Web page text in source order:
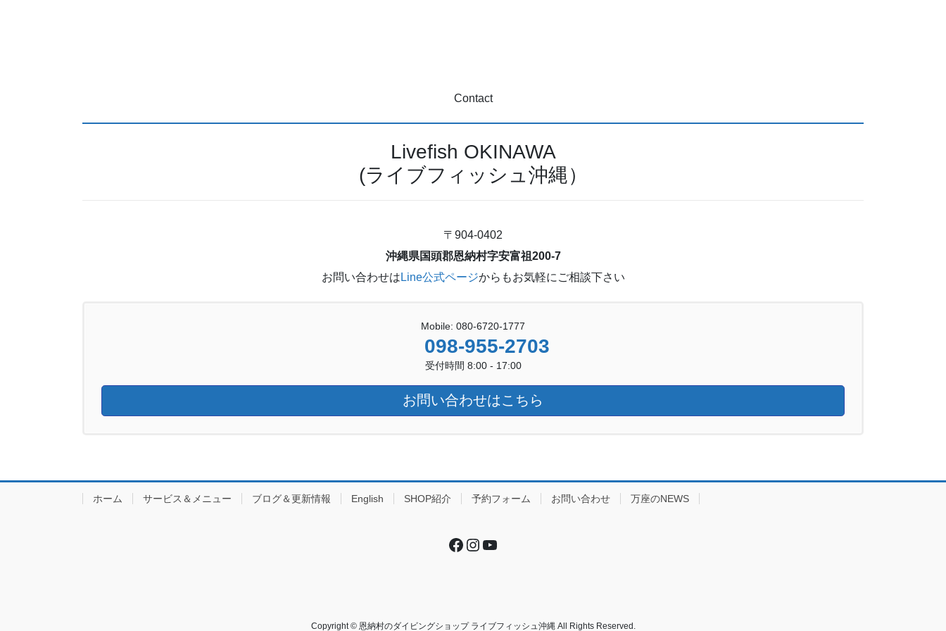
Contact
Livefish OKINAWA
(ライブフィッシュ沖縄）
〒904-0402
沖縄県国頭郡恩納村字安富祖200-7
お問い合わせは Line公式ページからもお気軽にご相談下さい
Mobile: 080-6720-1777
098-955-2703
受付時間 8:00 - 17:00
お問い合わせはこちら
ホーム サービス＆メニュー ブログ＆更新情報 English SHOP紹介 予約フォーム お問い合わせ 万座のNEWS
Facebook
Instagram
YouTube
Copyright © 恩納村のダイビングショップ ライブフィッシュ沖縄 All Rights Reserved.